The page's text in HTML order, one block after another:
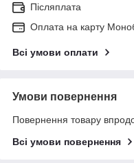
Післяплата
Оплата на карту
Всі умови оплати
Умови повернення
Повернення товару
Всі умови повернення